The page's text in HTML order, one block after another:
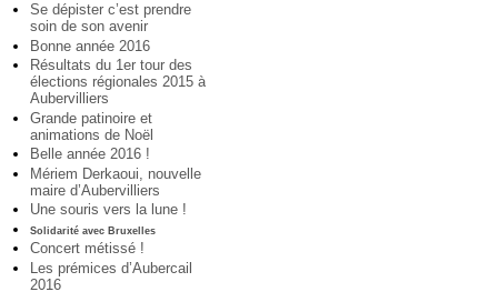
Se dépister c’est prendre
soin de son avenir
Bonne année 2016
Résultats du 1er tour des
élections régionales 2015 à
Aubervilliers
Grande patinoire et
animations de Noël
Belle année 2016 !
Mériem Derkaoui, nouvelle
maire d’Aubervilliers
Une souris vers la lune !
Solidarité avec Bruxelles
Concert métissé !
Les prémices d’Aubercail
2016